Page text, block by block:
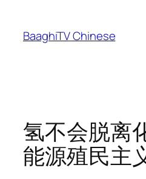
content
BaaghiTV Chinese
氢不会脱离
能源殖民主